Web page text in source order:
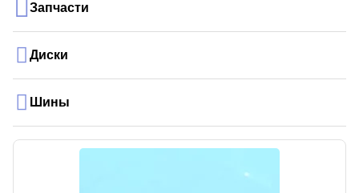
Запчасти
Диски
Шины